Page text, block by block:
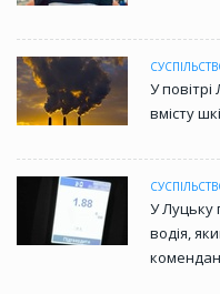
У
вмісту
У Луцьку
водія,